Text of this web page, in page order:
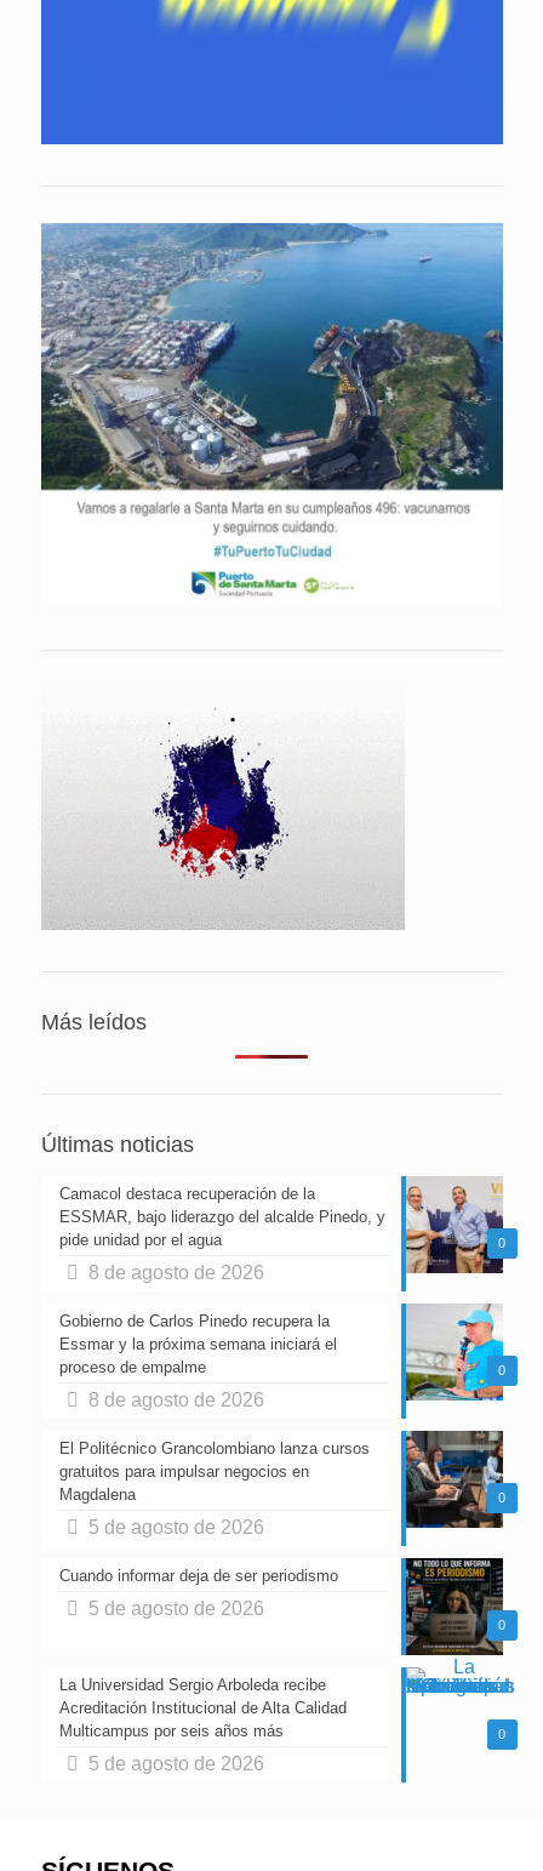
Más leídos
Últimas noticias
0
Camacol destaca recuperación de la
ESSMAR, bajo liderazgo del alcalde Pinedo, y
pide unidad por el agua
8 de agosto de 2026
0
Gobierno de Carlos Pinedo recupera la
Essmar y la próxima semana iniciará el
proceso de empalme
8 de agosto de 2026
0
El Politécnico Grancolombiano lanza cursos
gratuitos para impulsar negocios en
Magdalena
5 de agosto de 2026
0
Cuando informar deja de ser periodismo
5 de agosto de 2026
0
La Universidad Sergio Arboleda recibe
Acreditación Institucional de Alta Calidad
Multicampus por seis años más
5 de agosto de 2026